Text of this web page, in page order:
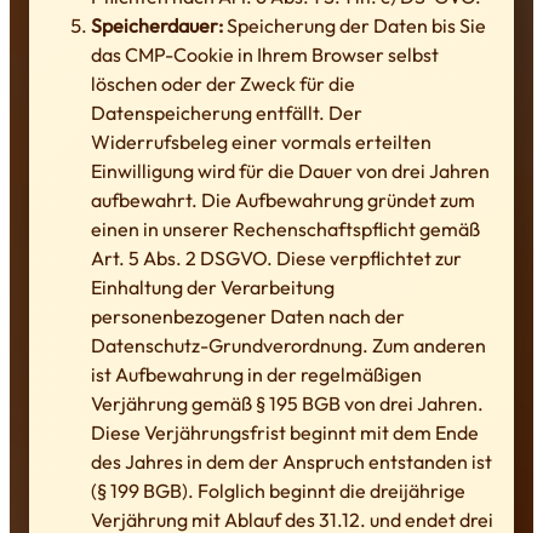
Speicherdauer:Speicherung der Daten bis Sie
das CMP-Cookie in Ihrem Browser selbst
löschen oder der Zweck für die
Datenspeicherung entfällt. Der
Widerrufsbeleg einer vormals erteilten
Einwilligung wird für die Dauer von drei Jahren
aufbewahrt. Die Aufbewahrung gründet zum
einen in unserer Rechenschaftspflicht gemäß
Art. 5 Abs. 2 DSGVO. Diese verpflichtet zur
Einhaltung der Verarbeitung
personenbezogener Daten nach der
Datenschutz-Grundverordnung. Zum anderen
ist Aufbewahrung in der regelmäßigen
Verjährung gemäß § 195 BGB von drei Jahren.
Diese Verjährungsfrist beginnt mit dem Ende
des Jahres in dem der Anspruch entstanden ist
(§ 199 BGB). Folglich beginnt die dreijährige
Verjährung mit Ablauf des 31.12. und endet drei